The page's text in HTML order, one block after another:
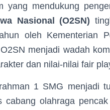
mendukung
Nasional (O2SN)
oleh Kementerian
menjadi wadah
dan nilai-nilai fair
1 SMG menjadi
cabang olahraga